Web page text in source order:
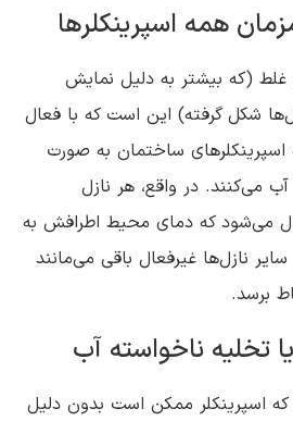
غلط (که بیشتر به دلیل نمایش
شکل گرفته) این است که با فعال
ساختمان به صورت
می‌کنند. در واقع، هر نازل
می‌شود که دمای محیط اطرافش به
نازل‌ها غیرفعال باقی می‌مانند
برسد.
که اسپرینکلر ممکن است بدون دلیل